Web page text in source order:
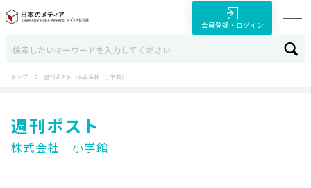
会員登録・ログイン
トップ 週刊ポスト（株式会社 小学館）
週刊ポスト
株式会社 小学館